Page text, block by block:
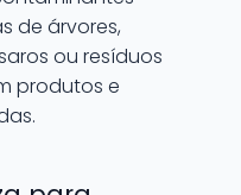
de árvores,
ou resíduos
produtos e